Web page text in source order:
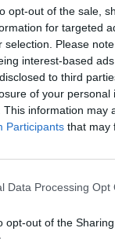
opt-out of the sale,
for targeted
selection. Please
interest-based
to third
of your personal
This information may
Participants that may
Data Processing Opt
opt-out of the
Ιάσονα),
«Ο λόγος